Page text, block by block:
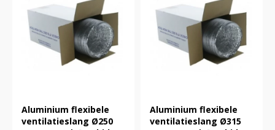
Aluminium flexibele
ventilatieslang Ø250
Aluminium flexibele
ventilatieslang Ø315